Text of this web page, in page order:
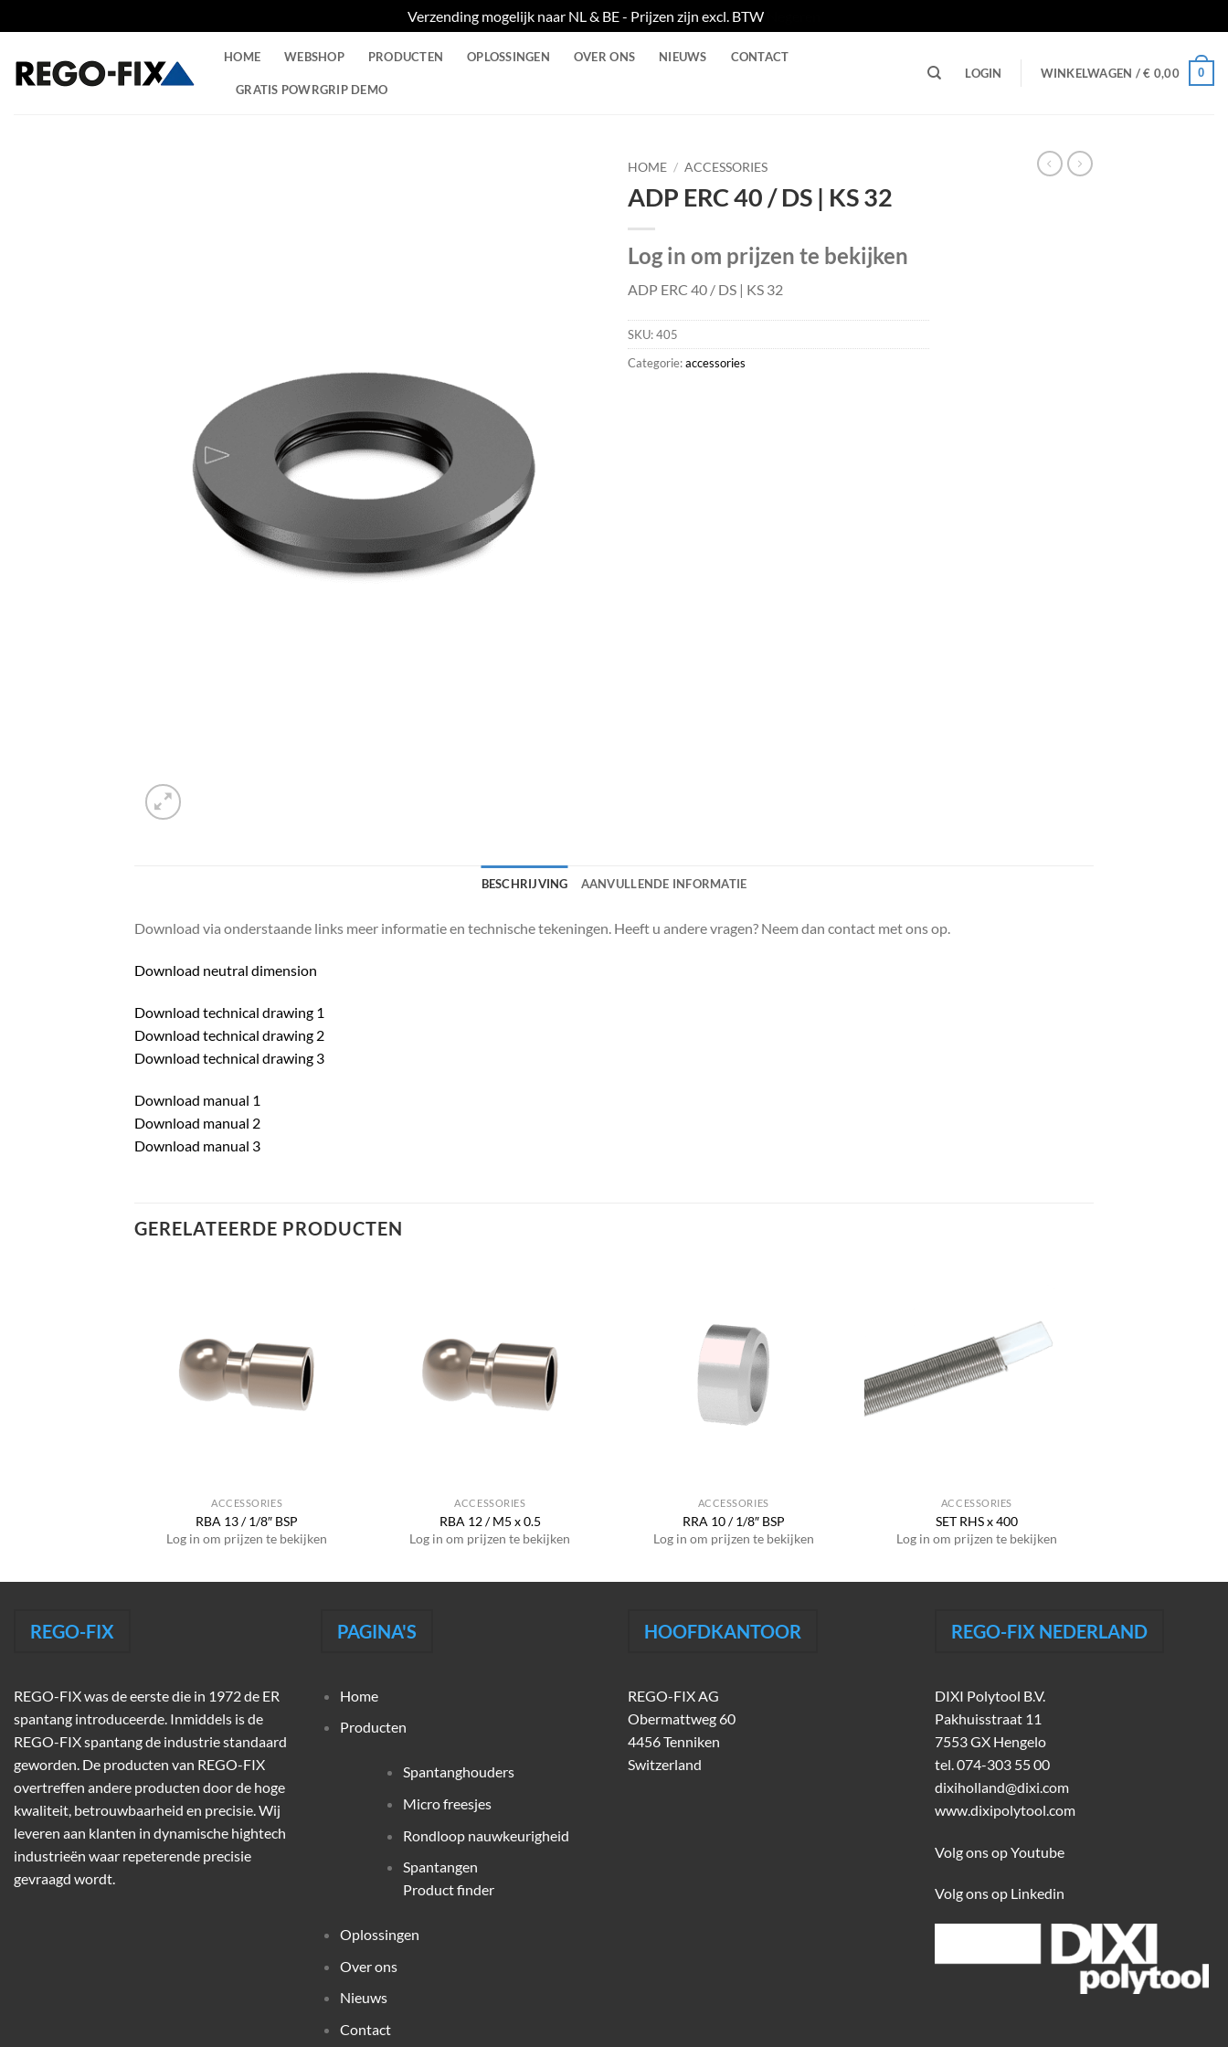
Verzending mogelijk naar NL & BE - Prijzen zijn excl. BTW
naar
inhoud
HOME WEBSHOP PRODUCTEN OPLOSSINGEN OVER ONS NIEUWS CONTACT
GRATIS POWRGRIP DEMO
LOGIN WINKELWAGEN /€ 0,00 0
HOME / ACCESSORIES
ADP ERC 40 / DS | KS 32
Log in om prijzen te bekijken
ADP ERC 40 / DS | KS 32
SKU:405
Categorie:accessories
BESCHRIJVING AANVULLENDE INFORMATIE
Download via onderstaande links meer informatie en technische tekeningen. Heeft u andere vragen? Neem dan contact met ons op.
Download neutral dimension
Download technical drawing 1
Download technical drawing 2
Download technical drawing 3
Download manual 1
Download manual 2
Download manual 3
GERELATEERDE PRODUCTEN
ACCESSORIES
RBA 13 / 1/8″ BSP
Log in om prijzen te bekijken
ACCESSORIES
RBA 12 / M5 x 0.5
Log in om prijzen te bekijken
ACCESSORIES
RRA 10 / 1/8″ BSP
Log in om prijzen te bekijken
ACCESSORIES
SET RHS x 400
Log in om prijzen te bekijken
REGO-FIX
REGO-FIX was de eerste die in 1972 de ER
spantang introduceerde. Inmiddels is de
REGO-FIX spantang de industrie standaard
geworden. De producten van REGO-FIX
overtreffen andere producten door de hoge
kwaliteit, betrouwbaarheid en precisie. Wij
leveren aan klanten in dynamische hightech
industrieën waar repeterende precisie
gevraagd wordt.
PAGINA'S
Home
Producten
Spantanghouders
Micro freesjes
Rondloop nauwkeurigheid
Spantangen
Product finder
Oplossingen
Over ons
Nieuws
Contact
HOOFDKANTOOR
REGO-FIX AG
Obermattweg 60
4456 Tenniken
Switzerland
REGO-FIX NEDERLAND
DIXI Polytool B.V.
Pakhuisstraat 11
7553 GX Hengelo
tel. 074-303 55 00
dixiholland@dixi.com
www.dixipolytool.com
Volg ons op Youtube
Volg ons op Linkedin